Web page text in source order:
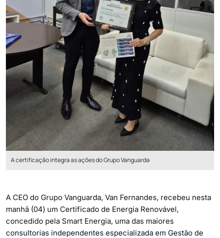
A certificação integra as ações do Grupo Vanguarda
A CEO do Grupo Vanguarda, Van Fernandes, recebeu nesta
manhã (04) um Certificado de Energia Renovável,
concedido pela Smart Energia, uma das maiores
consultorias independentes especializada em Gestão de